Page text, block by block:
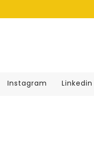
Instagram Linkedin